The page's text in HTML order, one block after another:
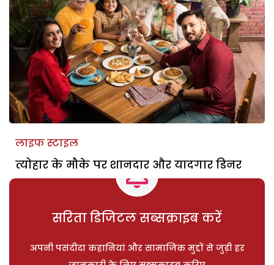
लाइफ स्टाइल
त्योहार के मौके पर शानदार और यादगार डिनर
सरिता डिजिटल सब्सक्राइब करें
अपनी पसंदीदा कहानियां और सामाजिक मुद्दों से जुड़ी हर